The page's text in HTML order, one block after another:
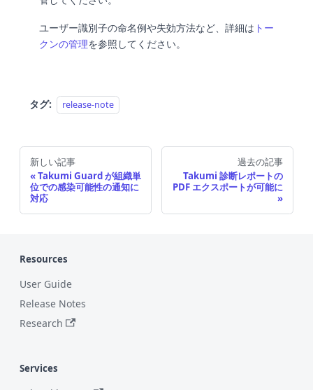
ユーザー識別子の命名例や失効方法など、詳細は トー
クンの管理を参照してください。
タグ: release-note
新しい記事
Takumi Guard が組織単
位での感染可能性の通知に
対応
過去の記事
Takumi 診断レポートの
PDF エクスポートが可能に
Resources
User Guide
Release Notes
Research
Services